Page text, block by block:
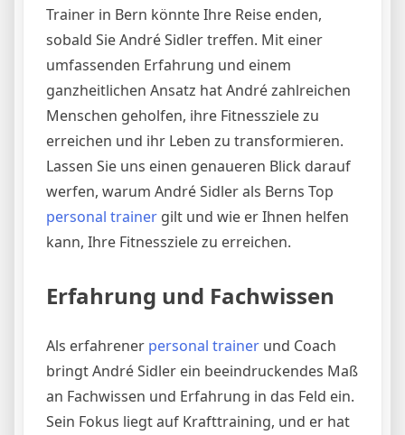
Trainer in Bern könnte Ihre Reise enden,
sobald Sie André Sidler treffen. Mit einer
umfassenden Erfahrung und einem
ganzheitlichen Ansatz hat André zahlreichen
Menschen geholfen, ihre Fitnessziele zu
erreichen und ihr Leben zu transformieren.
Lassen Sie uns einen genaueren Blick darauf
werfen, warum André Sidler als Berns Top
personal trainer gilt und wie er Ihnen helfen
kann, Ihre Fitnessziele zu erreichen.
Erfahrung und Fachwissen
Als erfahrener personal trainer und Coach
bringt André Sidler ein beeindruckendes Maß
an Fachwissen und Erfahrung in das Feld ein.
Sein Fokus liegt auf Krafttraining, und er hat